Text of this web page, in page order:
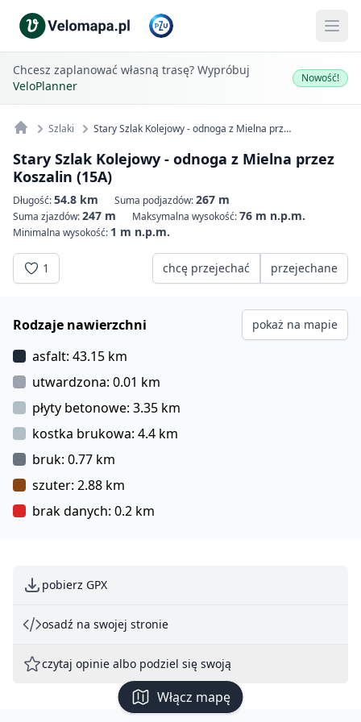
Włącz mapę
Chcesz zaplanować własną trasę? Wypróbuj
VeloPlanner
Nowość!
Szlaki Stary Szlak Kolejowy - odnoga z Mielna przez Koszalin (15A)
Stary Szlak Kolejowy - odnoga z Mielna przez
Koszalin (15A)
Długość:54.8 km Suma podjazdów:267 m
Suma zjazdów:247 m Maksymalna wysokość:76 m n.p.m.
Minimalna wysokość: 1 m n.p.m.
1 chcę przejechać przejechane
Rodzaje nawierzchni pokaż na mapie
asfalt: 43.15 km
utwardzona: 0.01 km
płyty betonowe: 3.35 km
kostka brukowa: 4.4 km
bruk: 0.77 km
szuter: 2.88 km
brak danych: 0.2 km
pobierz GPX
osadź na swojej stronie
czytaj opinie albo podziel się swoją